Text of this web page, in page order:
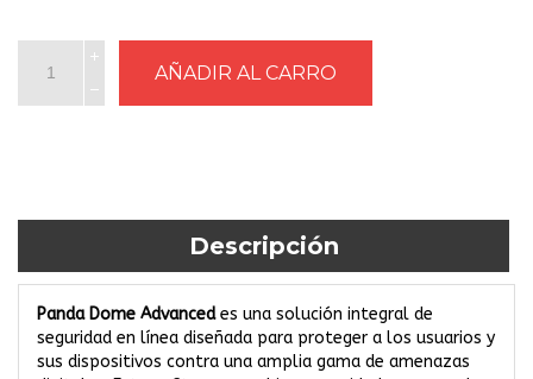
Descripción
Panda Dome Advancedes una solución integral de
seguridad en línea diseñada para proteger a los usuarios y
sus dispositivos contra una amplia gama de amenazas